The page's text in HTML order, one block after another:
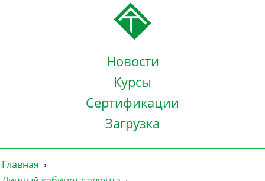
Новости
Курсы
Сертификации
Загрузка
Главная